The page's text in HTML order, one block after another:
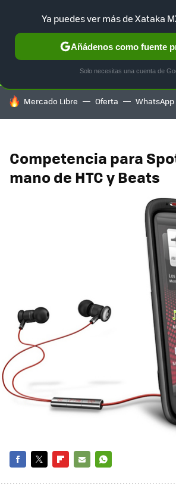
SELECCIÓN GAMING HOME
HOY SE HABLA DE
Mercado Libre Oferta WhatsApp
Competencia para
mano de HTC y Beats
Ya puedes ver más de Xataka
Añádenos como fuente
Solo necesitas una cuenta de